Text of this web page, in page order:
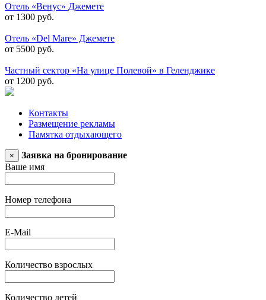
Отель «Венус» Джемете
от 1300 руб.
Отель «Del Mare» Джемете
от 5500 руб.
Частный сектор «На улице Полевой» в Геленджике
от 1200 руб.
Контакты
Размещение рекламы
Памятка отдыхающего
×
Заявка на бронирование
Ваше имя
Номер телефона
E-Mail
Количество взрослых
Количество детей